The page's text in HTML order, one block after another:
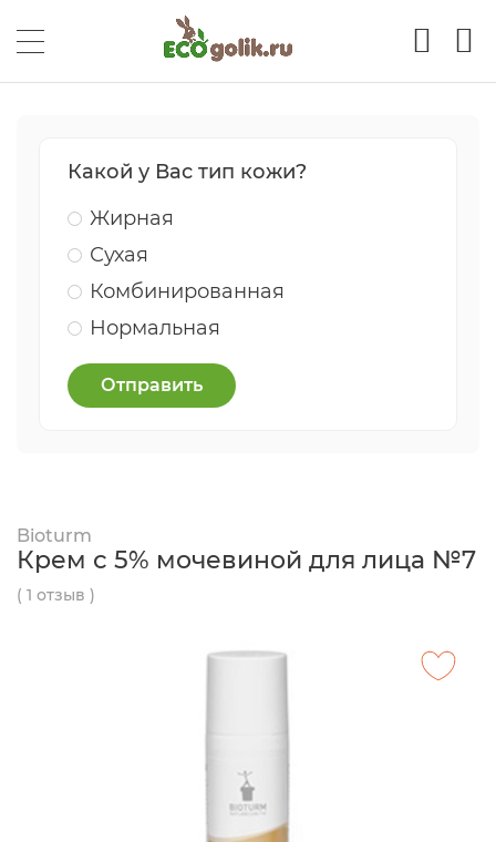
Какой у Вас тип кожи?
Жирная
Сухая
Комбинированная
Нормальная
Отправить
Bioturm
Крем с 5% мочевиной для лица №7
( 1 отзыв )